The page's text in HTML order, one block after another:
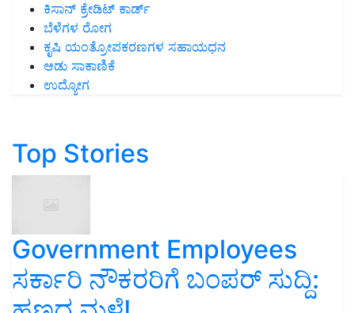
ಕಿಸಾನ್ ಕ್ರೇಡಿಟ್ ಕಾರ್ಡ್
ಬೆಳೆಗಳ ರೋಗ
ಕೃಷಿ ಯಂತ್ರೋಪಕರಣಗಳ ಸಹಾಯಧನ
ಆಡು ಸಾಕಾಣಿಕೆ
ಉದ್ಯೋಗ
Top Stories
Government Employees
ಸರ್ಕಾರಿ ನೌಕರರಿಗೆ ಬಂಪರ್‌ ಸುದ್ದಿ: